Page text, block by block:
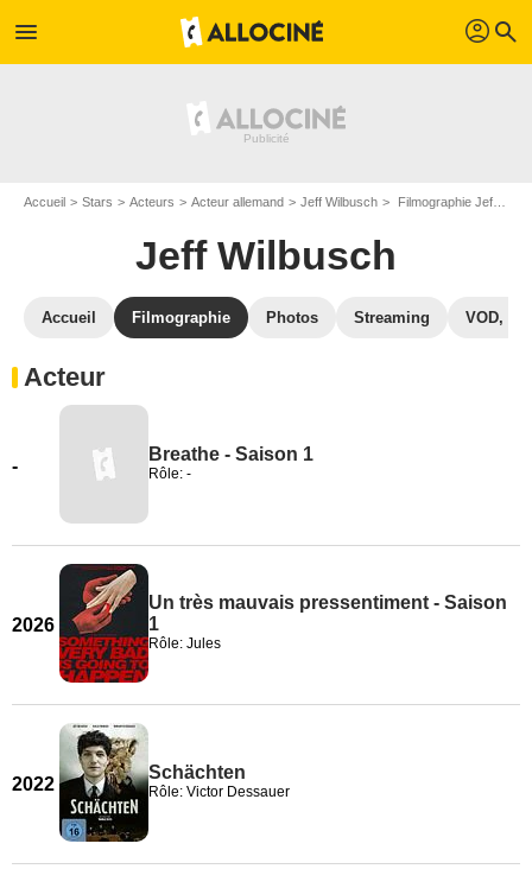
menu profil search
Accueil Stars Acteurs Acteur allemand Jeff Wilbusch Filmographie Jeff Wilbusch
Jeff Wilbusch
Accueil Filmographie Photos Streaming VOD,
Acteur
-
Breathe - Saison 1
Rôle: -
2026
Un très mauvais pressentiment - Saison
1
Rôle: Jules
2022
Schächten
Rôle: Victor Dessauer